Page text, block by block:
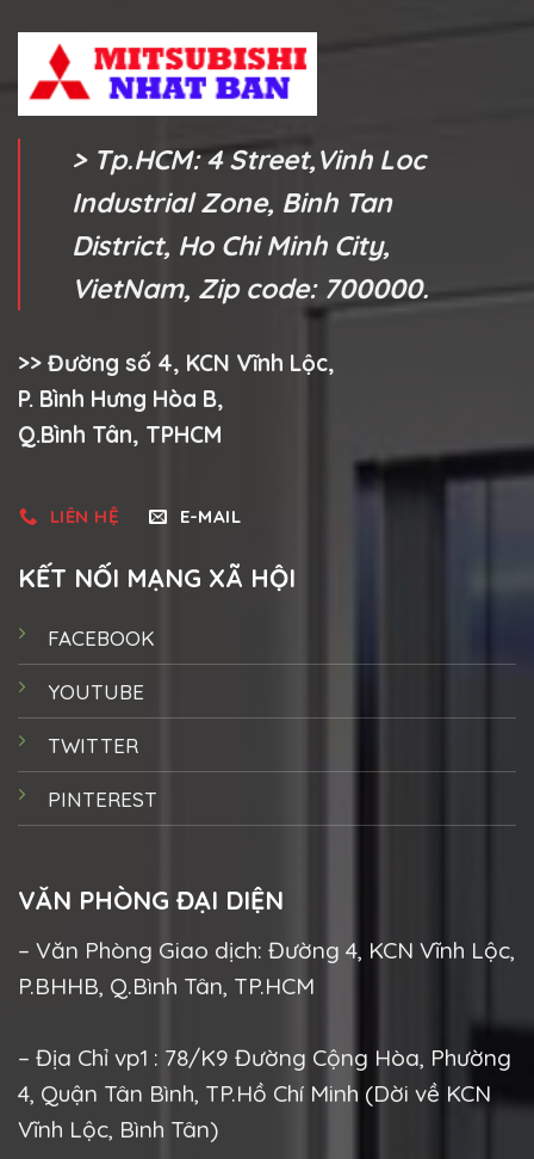
> Tp.HCM: 4 Street,Vinh Loc
Industrial Zone, Binh Tan
District, Ho Chi Minh City,
VietNam, Zip code: 700000.
>> Đường số 4, KCN Vĩnh Lộc,
P. Bình Hưng Hòa B,
Q.Bình Tân, TPHCM
LIÊN HỆ E-MAIL
KẾT NỐI MẠNG XÃ HỘI
FACEBOOK
YOUTUBE
TWITTER
PINTEREST
VĂN PHÒNG ĐẠI DIỆN
– Văn Phòng Giao dịch: Đường 4, KCN Vĩnh Lộc,
P.BHHB, Q.Bình Tân, TP.HCM
– Địa Chỉ vp1 : 78/K9 Đường Cộng Hòa, Phường
4, Quận Tân Bình, TP.Hồ Chí Minh (Dời về KCN
Vĩnh Lộc, Bình Tân)